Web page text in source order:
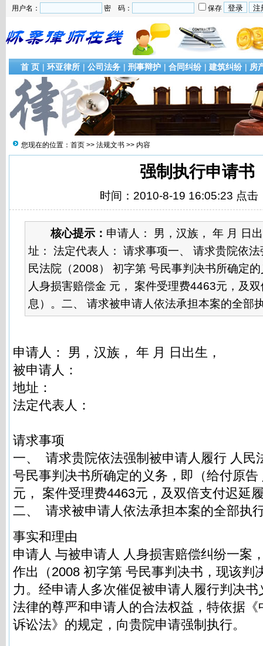
用户名： 密 码： 保存
首 页 | 环亚律所 | 公司法务 | 刑事辩护 | 合同纠纷 | 建筑纠纷 | 房
您现在的位置： 首页 >> 法规文书 >> 内容
强制执行申请书
时间：2010-8-19 16:05:23 点击
核心提示： 申请人： 男，汉族， 年 月 日
址： 法定代表人： 请求事项一、 请求贵院依
民法院（2008） 初字第 号民事判决书所确定
人身损害赔偿金 元， 案件受理费4463元，及
息）。二、 请求被申请人依法承担本案的全部
申请人： 男，汉族， 年 月 日出生，
被申请人：
地址：
法定代表人：
请求事项
一、 请求贵院依法强制被申请人履行 人民
号民事判决书所确定的义务，即（给付原告
元， 案件受理费4463元，及双倍支付迟延
二、 请求被申请人依法承担本案的全部执
事实和理由
申请人 与被申请人 人身损害赔偿纠纷一案
作出（2008 初字第 号民事判决书，现该判
力。经申请人多次催促被申请人履行判决
法律的尊严和申请人的合法权益，特依据
诉讼法》的规定，向贵院申请强制执行。